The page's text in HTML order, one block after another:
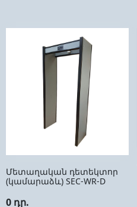
Մետաղական դետեկտոր
(կամարաձև) SEC-WR-D
0 դր.